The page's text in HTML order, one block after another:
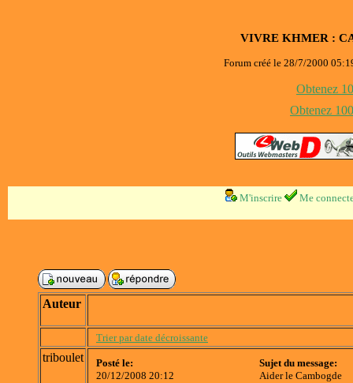
VIVRE KHMER :
Forum créé le 28/7/2000
Obtenez
Obtenez
M'inscrire Me
Auteur
Trier par date décroissante
triboulet
Posté le:
20/12/2008 20:12
Sujet du message:
Aider le Cambogde